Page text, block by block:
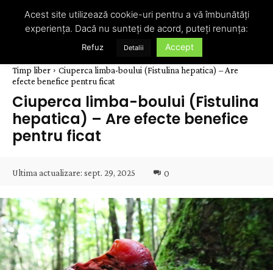
Timp liber
Ciuperca limba-boului (Fistulina hepatica) – Are
efecte benefice pentru ficat
Ciuperca limba-boului (Fistulina
hepatica) – Are efecte benefice
pentru ficat
Ultima actualizare: sept. 29, 2025 0
Acest site utilizează cookie-uri pentru a vă îmbunătăți
experiența. Dacă nu sunteți de acord, puteți renunța:
Refuz Detalii Accept